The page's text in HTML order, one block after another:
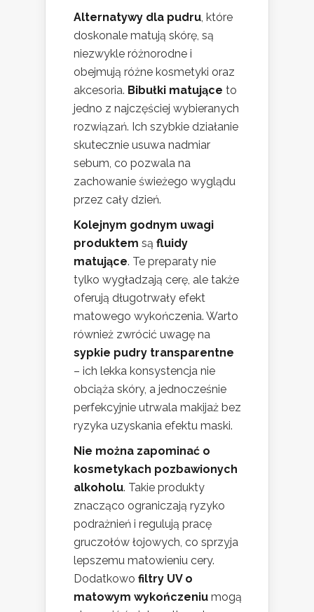
Alternatywy dla pudru, które
doskonale matują skórę, są
niezwykle różnorodne i
obejmują różne kosmetyki oraz
akcesoria. Bibułki matujące to
jedno z najczęściej wybieranych
rozwiązań. Ich szybkie działanie
skutecznie usuwa nadmiar
sebum, co pozwala na
zachowanie świeżego wyglądu
przez cały dzień.
Kolejnym godnym uwagi
produktem są fluidy
matujące. Te preparaty nie
tylko wygładzają cerę, ale także
oferują długotrwały efekt
matowego wykończenia. Warto
również zwrócić uwagę na
sypkie pudry transparentne
– ich lekka konsystencja nie
obciąża skóry, a jednocześnie
perfekcyjnie utrwala makijaż bez
ryzyka uzyskania efektu maski.
Nie można zapominać o
kosmetykach pozbawionych
alkoholu. Takie produkty
znacząco ograniczają ryzyko
podrażnień i regulują pracę
gruczołów łojowych, co sprzyja
lepszemu matowieniu cery.
Dodatkowo filtry UV o
matowym wykończeniu mogą